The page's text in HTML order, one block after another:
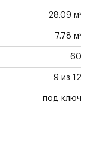
28.09 м²
7.78 м²
60
9 из 12
под ключ